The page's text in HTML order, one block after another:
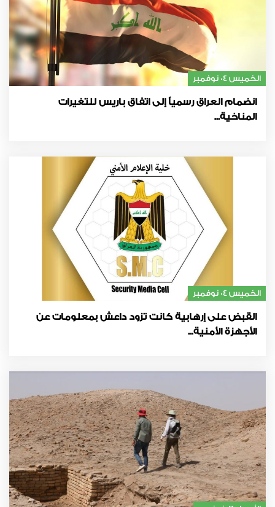
الخميس 04 نوفمبر
انضمام العراق رسمياً إلى اتفاق باريس للتغيرات
المناخية...
الخميس 04 نوفمبر
القبض على إرهابية كانت تزود داعش بمعلومات عن
الأجهزة الأمنية...